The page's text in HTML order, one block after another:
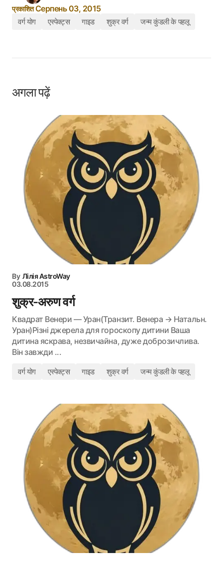
प्रकाशितСерпень 03, 2015
वर्ग योग एस्पेक्ट्स गाइड शुक्र वर्ग जन्म कुंडली के पहलू
अगला पढ़ें
By Лілія AstroWay
03.08.2015
शुक्र-अरुण वर्ग
Квадрат Венери — Уран(Транзит. Венера → Натальн.
Уран)Різні джерела для гороскопу дитини Ваша
дитина яскрава, незвичайна, дуже доброзичлива.
Він завжди ...
वर्ग योग एस्पेक्ट्स गाइड शुक्र वर्ग जन्म कुंडली के पहलू